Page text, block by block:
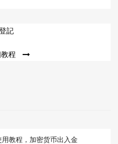
記
程
教程，加密货币出入金